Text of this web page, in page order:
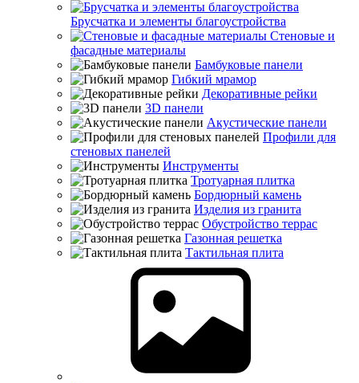
Брусчатка и элементы благоустройства
Стеновые и
фасадные материалы
Бамбуковые панели
Гибкий мрамор
Декоративные рейки
3D панели
Акустические панели
Профили для
стеновых панелей
Инструменты
Тротуарная плитка
Бордюрный камень
Изделия из гранита
Обустройство террас
Газонная решетка
Тактильная плита